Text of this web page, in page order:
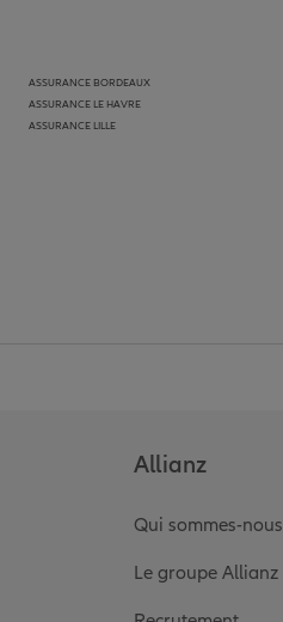
ASSURANCE BORDEAUX
ASSURANCE LE HAVRE
ASSURANCE LILLE
Allianz
Qui sommes-nous
Le groupe Allianz